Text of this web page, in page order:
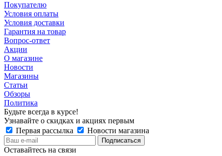
Покупателю
Условия оплаты
Условия доставки
Гарантия на товар
Вопрос-ответ
Акции
О магазине
Новости
Магазины
Статьи
Обзоры
Политика
Будьте всегда в курсе!
Узнавайте о скидках и акциях первым
Первая рассылка
Новости магазина
Оставайтесь на связи